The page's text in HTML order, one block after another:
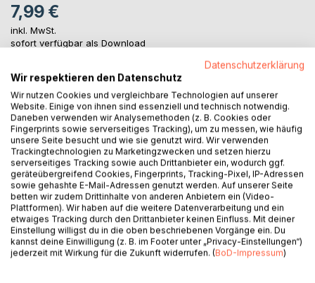
7,99 €
inkl. MwSt.
sofort verfügbar als Download
IN DEN WARENKORB
Auf die Merkliste
Titel bewerten
BESCHREIBUNG
Datenschutzerklärung
Wir respektieren den Datenschutz
Wir nutzen Cookies und vergleichbare Technologien auf unserer
Website. Einige von ihnen sind essenziell und technisch notwendig.
Daneben verwenden wir Analysemethoden (z. B. Cookies oder
Fingerprints sowie serverseitiges Tracking), um zu messen, wie häufig
unsere Seite besucht und wie sie genutzt wird. Wir verwenden
Trackingtechnologien zu Marketingzwecken und setzen hierzu
serverseitiges Tracking sowie auch Drittanbieter ein, wodurch ggf.
geräteübergreifend Cookies, Fingerprints, Tracking-Pixel, IP-Adressen
sowie gehashte E-Mail-Adressen genutzt werden. Auf unserer Seite
betten wir zudem Drittinhalte von anderen Anbietern ein (Video-
Plattformen). Wir haben auf die weitere Datenverarbeitung und ein
etwaiges Tracking durch den Drittanbieter keinen Einfluss. Mit deiner
Einstellung willigst du in die oben beschriebenen Vorgänge ein. Du
kannst deine Einwilligung (z. B. im Footer unter „Privacy-Einstellungen“)
jederzeit mit Wirkung für die Zukunft widerrufen. (BoD-Impressum)